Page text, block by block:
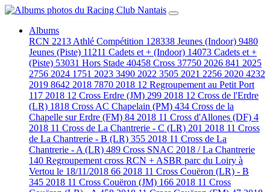
Albums
RCN 2213 Athlé Compétition 128338 Jeunes (Indoor) 9480
Jeunes (Piste) 11211 Cadets et + (Indoor) 14073 Cadets et +
(Piste) 53031 Hors Stade 40458 Cross 37750 2026 841 2025
2756 2024 1751 2023 3490 2022 3505 2021 2256 2020 4232
2019 8642 2018 7870 2018 12 Regroupement au Petit Port
117 2018 12 Cross Erdre (JM) 299 2018 12 Cross de l'Erdre
(LR) 1818 Cross AC Chapelain (PM) 434 Cross de la
Chapelle sur Erdre (FM) 84 2018 11 Cross d'Allones (DF) 4
2018 11 Cross de La Chantrerie - C (LR) 201 2018 11 Cross
de La Chantrerie - B (LR) 355 2018 11 Cross de La
Chantrerie - A (LR) 489 Cross SNAC 2018 / La Chantrerie
140 Regroupement cross RCN + ASBR parc du Loiry à
Vertou le 18/11/2018 66 2018 11 Cross Couëron (LR) - B
345 2018 11 Cross Couëron (JM) 166 2018 11 Cross